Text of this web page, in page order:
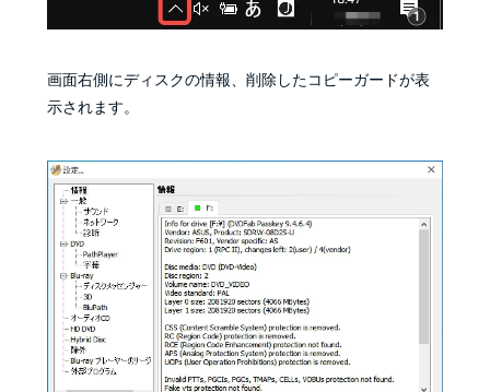
画面右側にディスクの情報、削除したコピーガードが表
示されます。